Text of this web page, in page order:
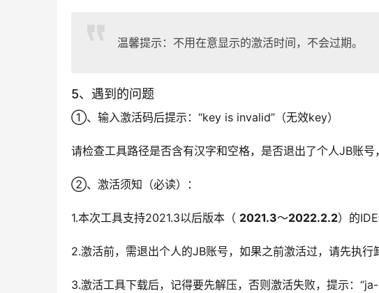
温馨提示：不用在意显示的激活时间，不会过期。
5、遇到的问题
①、输入激活码后提示：“key is invalid”（无效key）
请检查工具路径是否含有汉字和空格，是否退出了个人JB账号
②、激活须知（必读）：
1.本次工具支持2021.3以后版本（ 2021.3～2022.2.2）的
2.激活前，需退出个人的JB账号，如果之前激活过，请先执
3.激活工具下载后，记得要先解压，否则激活失败，提示：